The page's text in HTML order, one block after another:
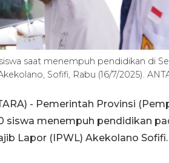
saat menempuh pendidikan di
Sofifi, Rabu (16/7/2025).
- Pemerintah Provinsi
siswa menempuh pendidikan
Lapor (IPWL) Akekolano Sofifi.